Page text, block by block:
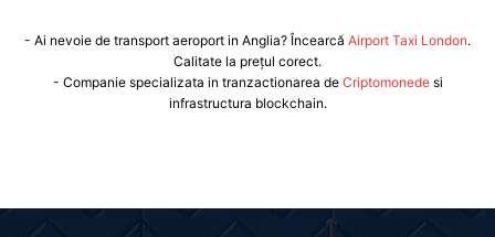
- Ai nevoie de transport aeroport in Anglia? Încearcă Airport Taxi London.
Calitate la prețul corect.
- Companie specializata in tranzactionarea de Criptomonedesi
infrastructura blockchain.